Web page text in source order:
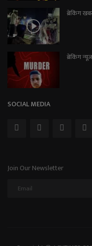
ब्रेकिंग
ब्रेकिंग
SOCIAL MEDIA
Join Our Newsletter